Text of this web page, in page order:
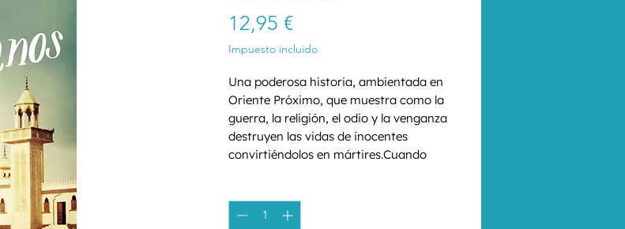
12,95 €Precio
Impuesto incluido
Una poderosa historia, ambientada en
Oriente Próximo, que muestra como la
guerra, la religión, el odio y la venganza
destruyen las vidas de inocentes
convirtiéndolos en mártires.Cuando
hermano Aziz ríe también. Ambos lo